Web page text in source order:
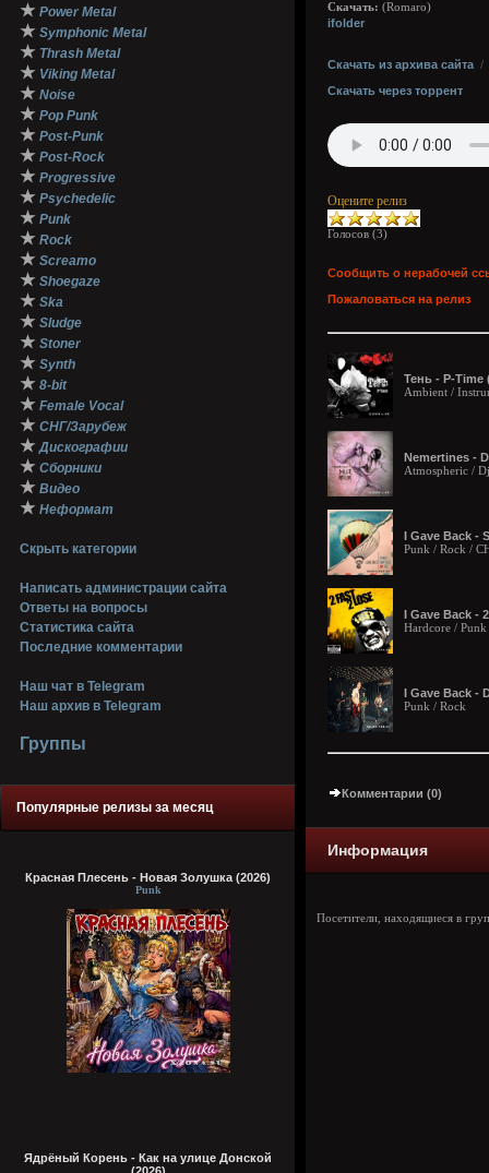
★ Power Metal
★ Symphonic Metal
★ Thrash Metal
★ Viking Metal
★ Noise
★ Pop Punk
★ Post-Punk
★ Post-Rock
★ Progressive
★ Psychedelic
★ Punk
★ Rock
★ Screamo
★ Shoegaze
★ Ska
★ Sludge
★ Stoner
★ Synth
★ 8-bit
★ Female Vocal
★ СНГ/Зарубеж
★ Дискографии
★ Сборники
★ Видео
★ Неформат
Скрыть категории
Написать администрации сайта
Ответы на вопросы
Статистика сайта
Последние комментарии
Наш чат в Telegram
Наш архив в Telegram
Группы
Популярные релизы за месяц
Красная Плесень - Новая Золушка (2026)
Punk
Ядрёный Корень - Как на улице Донской
Скачать: (Romaro)
ifolder
Скачать из архива сайта /
Скачать через торрент
Оцените релиз
Голосов (3)
Сообщить о нерабочей
Пожаловаться на релиз
Тень - P-Time
Ambient /
Nemertines -
Atmospheric /
I Gave Back -
Punk / Rock /
I Gave Back -
Hardcore /
I Gave Back -
Punk / Rock
Комментарии (0)
Информация
Посетители, находящиеся в